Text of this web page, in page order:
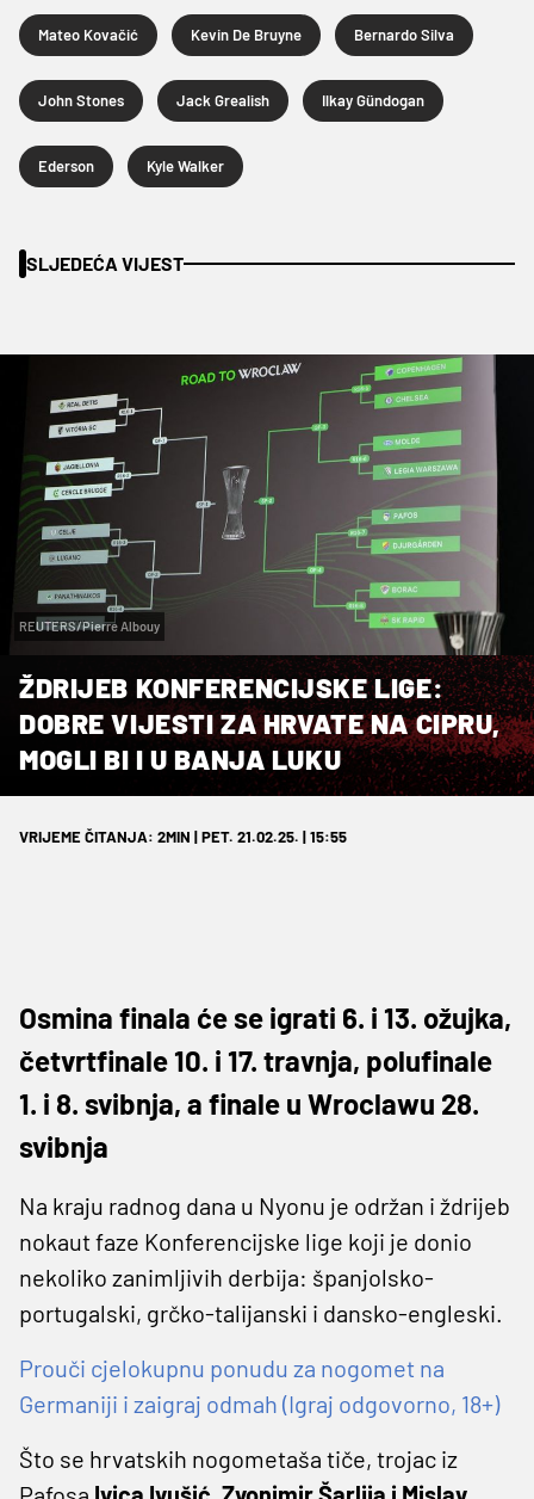
Mateo Kovačić Kevin De Bruyne Bernardo Silva
John Stones Jack Grealish Ilkay Gündogan
Ederson Kyle Walker
SLJEDEĆA VIJEST
REUTERS/Pierre Albouy
ŽDRIJEB KONFERENCIJSKE LIGE:
DOBRE VIJESTI ZA HRVATE NA CIPRU,
MOGLI BI I U BANJA LUKU
VRIJEME ČITANJA: 2MIN | PET. 21.02.25. | 15:55
Osmina finala će se igrati 6. i 13. ožujka,
četvrtfinale 10. i 17. travnja, polufinale
1. i 8. svibnja, a finale u Wroclawu 28.
svibnja
Na kraju radnog dana u Nyonu je održan i ždrijeb
nokaut faze Konferencijske lige koji je donio
nekoliko zanimljivih derbija: španjolsko-
portugalski, grčko-talijanski i dansko-engleski.
Prouči cjelokupnu ponudu za nogomet na
Germaniji i zaigraj odmah (Igraj odgovorno, 18+)
Što se hrvatskih nogometaša tiče, trojac iz